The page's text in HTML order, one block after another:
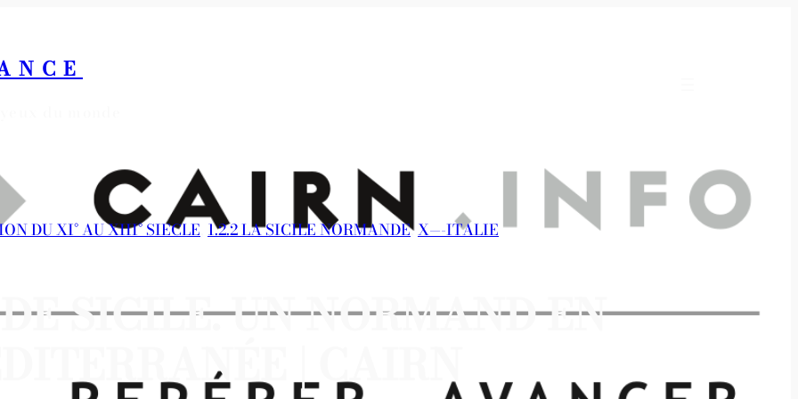
du monde
DU XI° AU XIII° SIECLE 1.2.2 LA SICILE NORMANDE, X—-ITALIE
SICILE. UN NORMAND EN
| CAIRN